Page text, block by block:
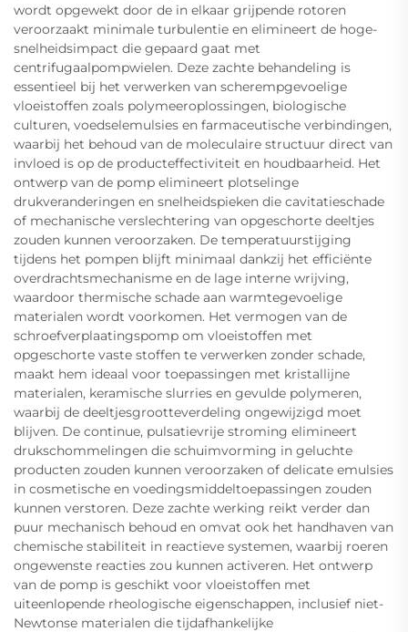
wordt opgewekt door de in elkaar grijpende rotoren
veroorzaakt minimale turbulentie en elimineert de hoge-
snelheidsimpact die gepaard gaat met
centrifugaalpompwielen. Deze zachte behandeling is
essentieel bij het verwerken van scherempgevoelige
vloeistoffen zoals polymeeroplossingen, biologische
culturen, voedselemulsies en farmaceutische verbindingen,
waarbij het behoud van de moleculaire structuur direct van
invloed is op de producteffectiviteit en houdbaarheid. Het
ontwerp van de pomp elimineert plotselinge
drukveranderingen en snelheidspieken die cavitatieschade
of mechanische verslechtering van opgeschorte deeltjes
zouden kunnen veroorzaken. De temperatuurstijging
tijdens het pompen blijft minimaal dankzij het efficiënte
overdrachtsmechanisme en de lage interne wrijving,
waardoor thermische schade aan warmtegevoelige
materialen wordt voorkomen. Het vermogen van de
schroefverplaatingspomp om vloeistoffen met
opgeschorte vaste stoffen te verwerken zonder schade,
maakt hem ideaal voor toepassingen met kristallijne
materialen, keramische slurries en gevulde polymeren,
waarbij de deeltjesgrootteverdeling ongewijzigd moet
blijven. De continue, pulsatievrije stroming elimineert
drukschommelingen die schuimvorming in geluchte
producten zouden kunnen veroorzaken of delicate emulsies
in cosmetische en voedingsmiddeltoepassingen zouden
kunnen verstoren. Deze zachte werking reikt verder dan
puur mechanisch behoud en omvat ook het handhaven van
chemische stabiliteit in reactieve systemen, waarbij roeren
ongewenste reacties zou kunnen activeren. Het ontwerp
van de pomp is geschikt voor vloeistoffen met
uiteenlopende rheologische eigenschappen, inclusief niet-
Newtonse materialen die tijdafhankelijke